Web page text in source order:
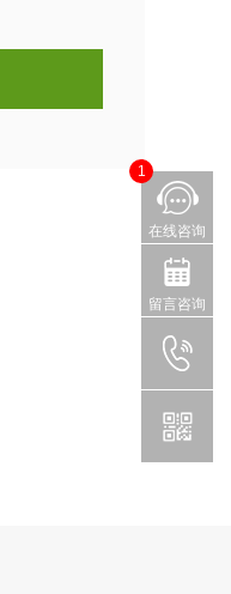
在线咨询
1
留言咨询